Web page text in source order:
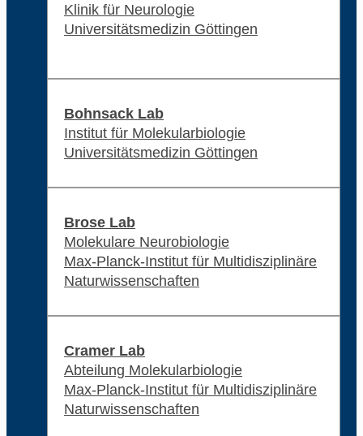
Klinik für Neurologie
Universitätsmedizin Göttingen
Bohnsack Lab
Institut für Molekularbiologie
Universitätsmedizin Göttingen
Brose Lab
Molekulare Neurobiologie
Max-Planck-Institut für Multidisziplinäre
Naturwissenschaften
Cramer Lab
Abteilung Molekularbiologie
Max-Planck-Institut für Multidisziplinäre
Naturwissenschaften